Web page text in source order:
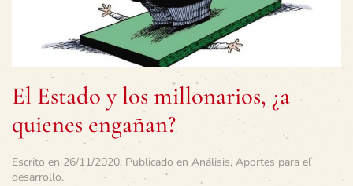
El Estado y los millonarios, ¿a
quienes engañan?
Escrito en 26/11/2020. Publicado en Análisis, Aportes para el
desarrollo.